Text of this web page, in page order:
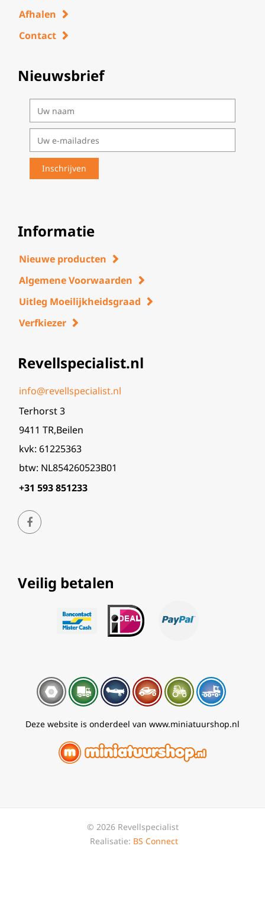
Afhalen
Contact
Nieuwsbrief
Informatie
Nieuwe producten
Algemene Voorwaarden
Uitleg Moeilijkheidsgraad
Verfkiezer
Revellspecialist.nl
info@revellspecialist.nl
Terhorst 3
9411 TR,Beilen
kvk: 61225363
btw: NL854260523B01
+31 593 851233
Veilig betalen
Deze website is onderdeel van www.miniatuurshop.nl
© 2026 Revellspecialist
Realisatie: BS Connect